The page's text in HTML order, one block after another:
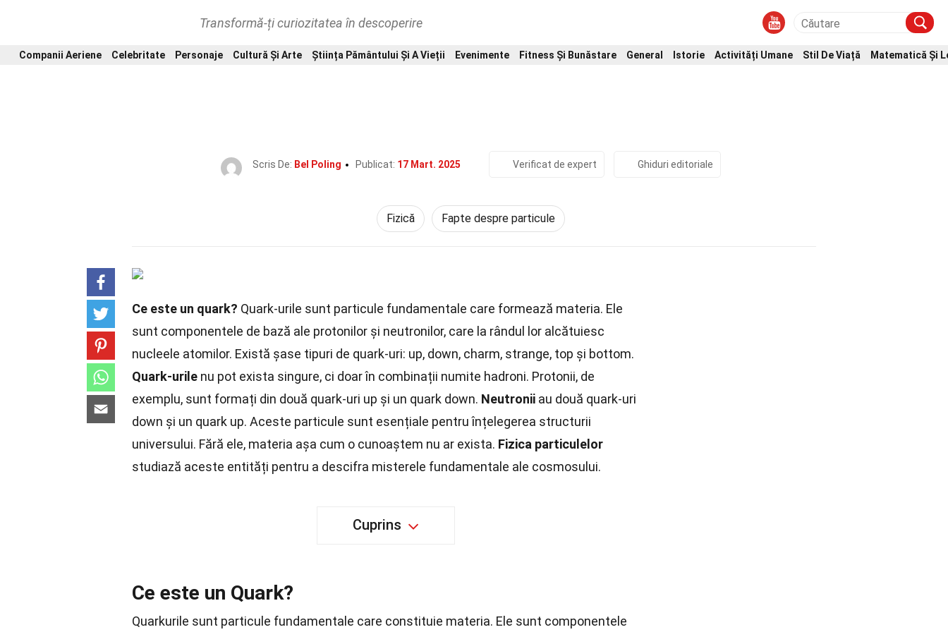
Transformă-ți curiozitatea în descoperire
Companii Aeriene Celebritate Personaje Cultură Și Arte Știința Pământului Și A Vieții Evenimente Fitness Și Bunăstare General Istorie Activități Umane Stil De Viață
Matematică Și
Scris De: Bel Poling Publicat: 17 Mart. 2025 Verificat de expert Ghiduri editoriale
Fizică Fapte despre particule
Ce este un quark? Quark-urile sunt particule fundamentale care formează materia. Ele
sunt componentele de bază ale protonilor și neutronilor, care la rândul lor alcătuiesc
nucleele atomilor. Există șase tipuri de quark-uri: up, down, charm, strange, top și bottom.
Quark-urile nu pot exista singure, ci doar în combinații numite hadroni. Protonii, de
exemplu, sunt formați din două quark-uri up și un quark down. Neutronii au două quark-uri
down și un quark up. Aceste particule sunt esențiale pentru înțelegerea structurii
universului. Fără ele, materia așa cum o cunoaștem nu ar exista. Fizica particulelor
studiază aceste entități pentru a descifra misterele fundamentale ale cosmosului.
Cuprins
Ce este un Quark?
Quarkurile sunt particule fundamentale care constituie materia. Ele sunt componentele